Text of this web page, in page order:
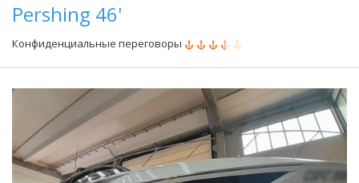
Pershing 46'
Конфиденциальные переговоры